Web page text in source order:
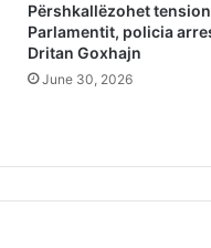
Përshkallëzohet
Parlamentit, policia
Dritan Goxhajn
June 30, 2026